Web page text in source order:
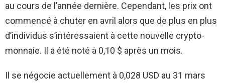
au cours de l’année dernière. Cependant, les prix ont
commencé à chuter en avril alors que de plus en plus
d’individus s’intéressaient à cette nouvelle crypto-
monnaie. Il a été noté à 0,10 $ après un mois.
Il se négocie actuellement à 0,028 USD au 31 mars